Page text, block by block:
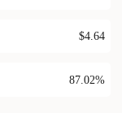
$4.64
87.02%